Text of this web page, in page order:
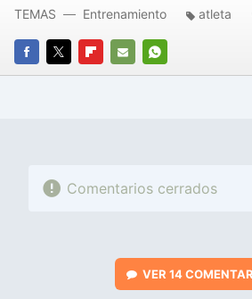
FACEBOOK
TWITTERFLIPBOARD
E-
WHATSAPP
TEMAS Entrenamiento atleta
Comentarios cerrados
VER 14